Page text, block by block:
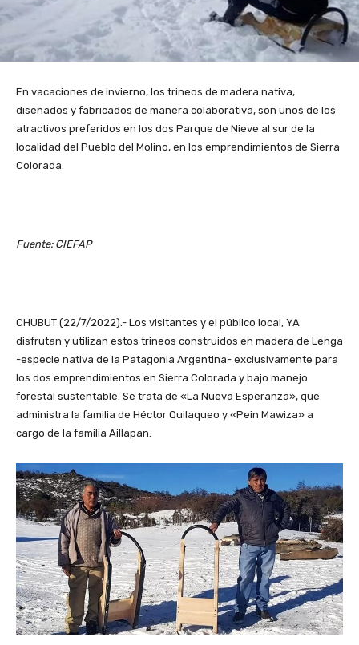
En vacaciones de invierno, los trineos de madera nativa,
diseñados y fabricados de manera colaborativa, son unos de los
atractivos preferidos en los dos Parque de Nieve al sur de la
localidad del Pueblo del Molino, en los emprendimientos de Sierra
Colorada.
Fuente: CIEFAP
CHUBUT (22/7/2022).- Los visitantes y el público local, YA
disfrutan y utilizan estos trineos construidos en madera de Lenga
-especie nativa de la Patagonia Argentina- exclusivamente para
los dos emprendimientos en Sierra Colorada y bajo manejo
forestal sustentable. Se trata de «La Nueva Esperanza», que
administra la familia de Héctor Quilaqueo y «Pein Mawiza» a
cargo de la familia Aillapan.